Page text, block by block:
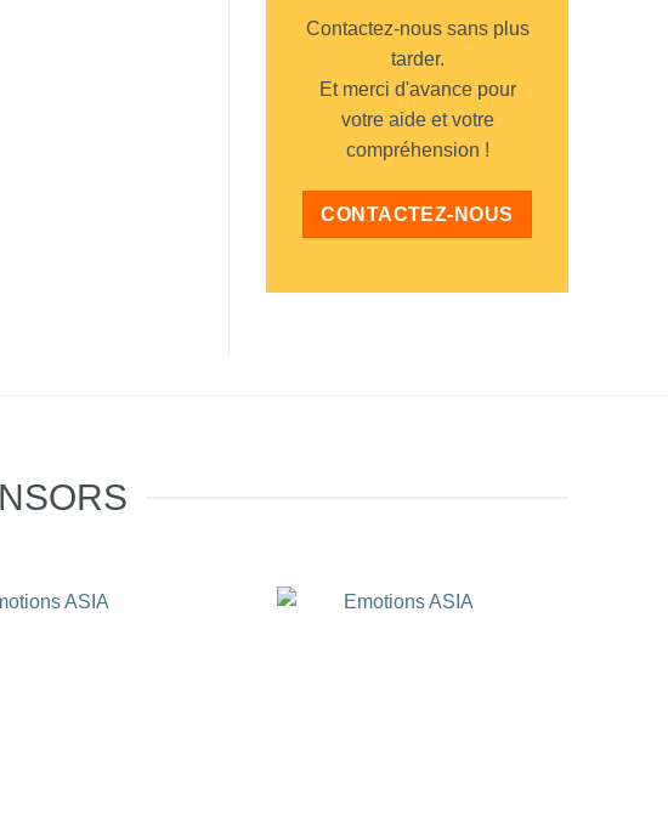
Contactez-nous sans plus
tarder.
Et merci d'avance pour
votre aide et votre
compréhension !
CONTACTEZ-NOUS